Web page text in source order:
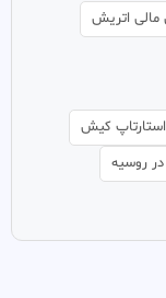
اتریش
استارتاپ کیش
روسیه